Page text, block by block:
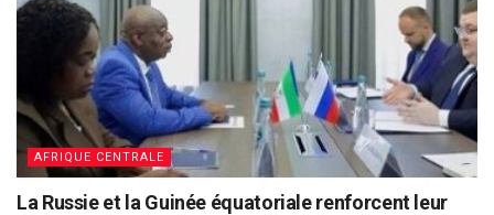
AFRIQUE CENTRALE
La Russie et la Guinée équatoriale renforcent leur